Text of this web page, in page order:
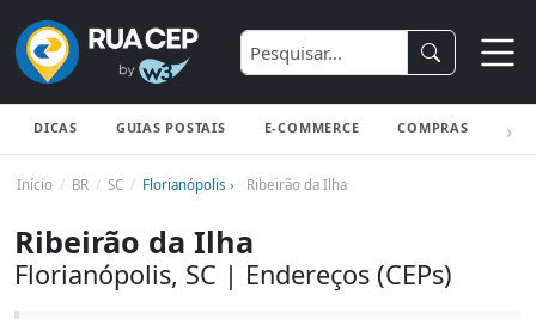
DICAS GUIAS POSTAIS E-COMMERCE COMPRAS
Início BR SC Florianópolis › Ribeirão da Ilha
Ribeirão da Ilha
Florianópolis, SC | Endereços (CEPs)